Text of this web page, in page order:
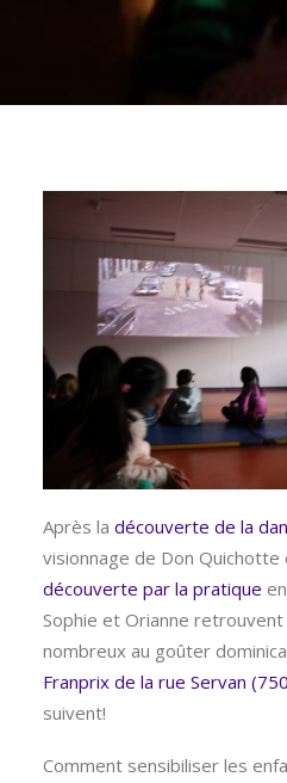
Après la découverte de la
visionnage de Don
découverte par la pratique
Sophie et Orianne
nombreux au goûter
Franprix de la rue Servan
suivent!
Comment sensibiliser les